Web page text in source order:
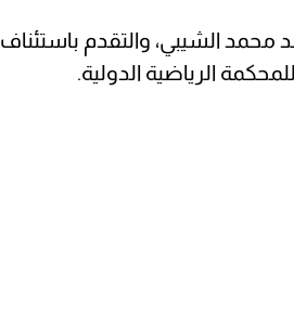
محمد الشيبي، والتقدم باستئناف
الرياضية الدولية.